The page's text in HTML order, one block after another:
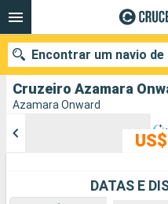
Azamara Onward
DATAS E
Encontrar um navio